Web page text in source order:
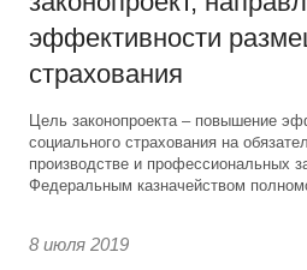
эффективности
страхования
Цель законопроекта – повышение
социального страхования на
производстве и профессиональных
Федеральным казначейством
8 июля 2019